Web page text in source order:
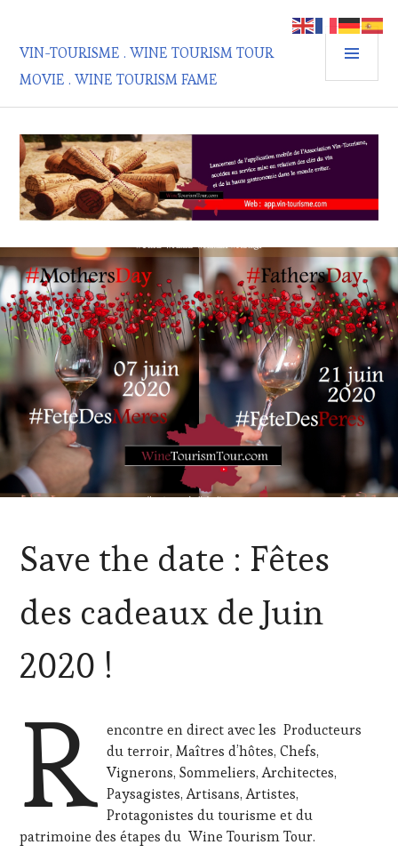
contenu
principal
VIN-TOURISME . WINE TOURISM TOUR
MOVIE . WINE TOURISM FAME
CLUB
:
TASTING
VOUCHER
CULTURAL
GUEST
CLÉS
DE
HAUTE
Save the date : Fêtes
des cadeaux de Juin
2020 !
R
encontre en direct avec les Producteurs
du terroir, Maîtres d’hôtes, Chefs,
Vignerons, Sommeliers, Architectes,
Paysagistes, Artisans, Artistes,
Protagonistes du tourisme et du
patrimoine des étapes du Wine Tourism Tour.